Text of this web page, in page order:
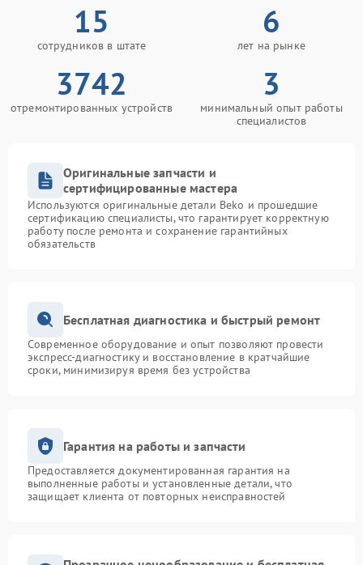
15
сотрудников в штате
6
лет на рынке
3742
отремонтированных устройств
3
минимальный опыт работы
специалистов
Оригинальные запчасти и
сертифицированные мастера
Используются оригинальные детали Beko и прошедшие
сертификацию специалисты, что гарантирует корректную
работу после ремонта и сохранение гарантийных
обязательств
Бесплатная диагностика и быстрый ремонт
Современное оборудование и опыт позволяют провести
экспресс-диагностику и восстановление в кратчайшие
сроки, минимизируя время без устройства
Гарантия на работы и запчасти
Предоставляется документированная гарантия на
выполненные работы и установленные детали, что
защищает клиента от повторных неисправностей